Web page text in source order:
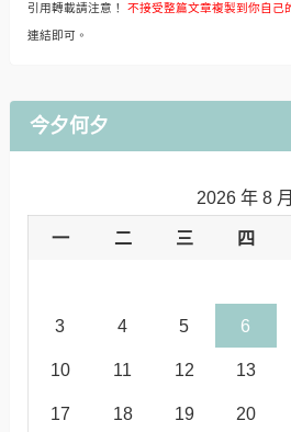
引用轉載請注意！ 不接受整篇文章複製到你自己
連結即可。
今夕何夕
2026 年 8 月
一 二 三 四
3 4 5 6
10 11 12 13
17 18 19 20